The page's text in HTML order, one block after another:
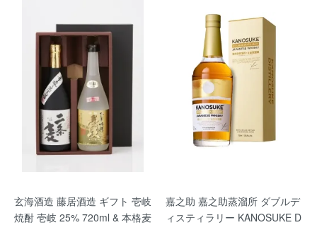
玄海酒造 藤居酒造 ギフト 壱岐
焼酎 壱岐 25% 720ml & 本格麦
嘉之助 嘉之助蒸溜所 ダブルデ
ィスティラリー KANOSUKE D